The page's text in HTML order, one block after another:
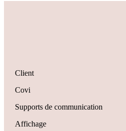
Client
Covi
Supports de communication
Affichage